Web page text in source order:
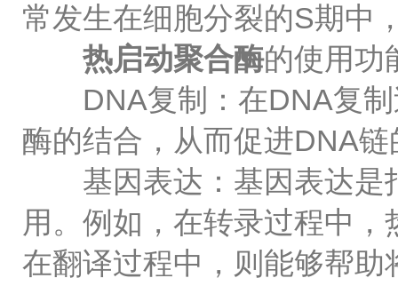
常发生在细胞分裂的S期中
热启动聚合酶的使用功
DNA复制：在DNA复制
酶的结合，从而促进DNA
基因表达：基因表达是
用。例如，在转录过程中
在翻译过程中，则能够帮